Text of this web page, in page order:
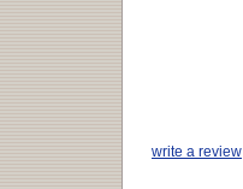
write a review